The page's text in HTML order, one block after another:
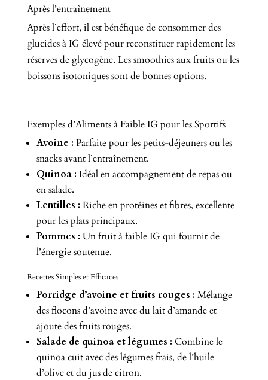
Après l’entraînement
Après l’effort, il est bénéfique de consommer des
glucides à IG élevé pour reconstituer rapidement les
réserves de glycogène. Les smoothies aux fruits ou les
boissons isotoniques sont de bonnes options.
Exemples d’Aliments à Faible IG pour les Sportifs
Avoine : Parfaite pour les petits-déjeuners ou les
snacks avant l’entraînement.
Quinoa : Idéal en accompagnement de repas ou
en salade.
Lentilles : Riche en protéines et fibres, excellente
pour les plats principaux.
Pommes : Un fruit à faible IG qui fournit de
l’énergie soutenue.
Recettes Simples et Efficaces
Porridge d’avoine et fruits rouges : Mélange
des flocons d’avoine avec du lait d’amande et
ajoute des fruits rouges.
Salade de quinoa et légumes : Combine le
quinoa cuit avec des légumes frais, de l’huile
d’olive et du jus de citron.